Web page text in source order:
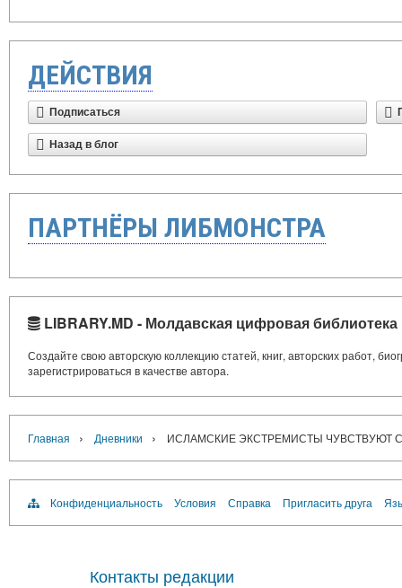
ДЕЙСТВИЯ
Подписаться
Назад в блог
ПАРТНЁРЫ ЛИБМОНСТРА
LIBRARY.MD - Молдавская цифровая библиотека
Создайте свою авторскую коллекцию статей, книг, авторских работ,
зарегистрироваться в качестве автора.
Главная › Дневники › ИСЛАМСКИЕ ЭКСТРЕМИСТЫ ЧУВСТВУЮТ
Конфиденциальность Условия Справка Пригласить друга
Контакты редакции